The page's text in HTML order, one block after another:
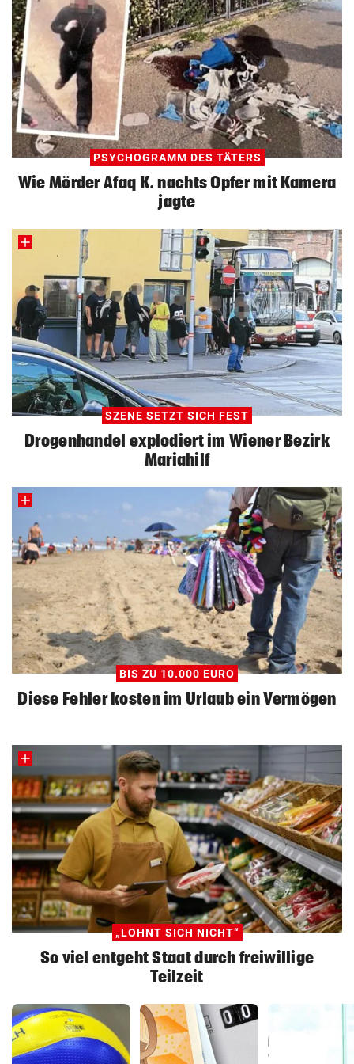
PSYCHOGRAMM DES TÄTERS
Wie Mörder Afaq K. nachts Opfer mit Kamera
jagte
SZENE SETZT SICH FEST
Drogenhandel explodiert im Wiener Bezirk
Mariahilf
BIS ZU 10.000 EURO
Diese Fehler kosten im Urlaub ein Vermögen
„LOHNT SICH NICHT“
So viel entgeht Staat durch freiwillige
Teilzeit